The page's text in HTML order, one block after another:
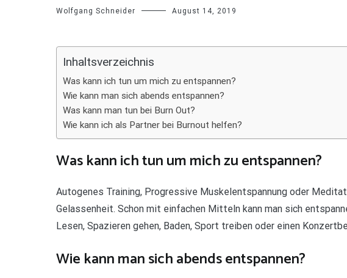
Wolfgang Schneider August 14, 2019
Inhaltsverzeichnis
Was kann ich tun um mich zu entspannen?
Wie kann man sich abends entspannen?
Was kann man tun bei Burn Out?
Wie kann ich als Partner bei Burnout helfen?
Was kann ich tun um mich zu entspannen?
Autogenes Training, Progressive Muskelentspannung oder
Gelassenheit. Schon mit einfachen Mitteln kann man sich
Lesen, Spazieren gehen, Baden, Sport treiben oder einen
Wie kann man sich abends entspannen?